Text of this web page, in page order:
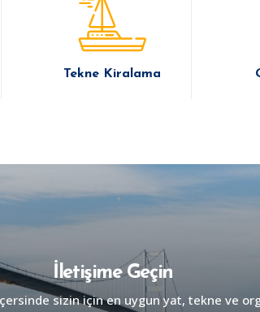
Tekne Kiralama
İletişime Geçin
sizin için en uygun yat, tekne ve